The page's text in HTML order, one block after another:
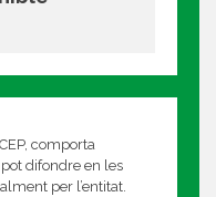
comporta
difondre en les
per l’entitat.